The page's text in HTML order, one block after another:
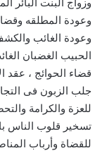
وعودة المطلقه
وعودة الغائب
الحبيب الغضبان
قضاء الحوائج ، عقد
جلب الزبون فى
للعزة والكرامة
تسخير قلوب الناس
للقضاة وأرباب